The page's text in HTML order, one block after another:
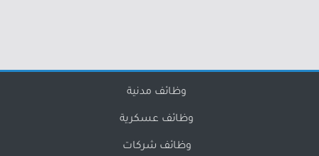
وظائف مدنية
وظائف عسكرية
وظائف شركات